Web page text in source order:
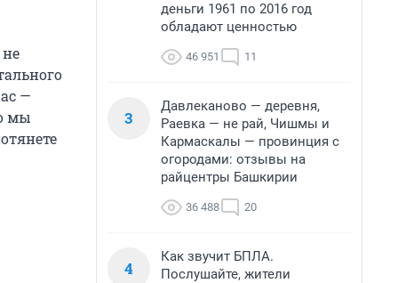
—
мы
деньги 1961 по 2016 год
обладают ценностью
46 951 11
3
Давлеканово — деревня,
Раевка — не рай, Чишмы и
Кармаскалы — провинция с
огородами: отзывы на
райцентры Башкирии
36 488 20
4
Как звучит БПЛА.
Послушайте, жители